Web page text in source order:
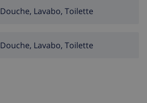
Douche, Lavabo, Toilette
Douche, Lavabo, Toilette